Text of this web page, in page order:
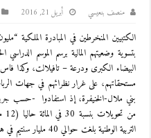
منصف بنعيسي أبريل 21, 2016
الكتبيين المنخرطين في المبادرة الملكية
البيضاء الكبرى ودرعة – تافيلالت، وكذا
مستحقاتهم، على غرار نظرائهم في جهات
بني ملال-الخنيفرة، إذ استفادوا -حسب
من
التربية الوطنية بلغت حوالي 40 مليار سنتيم في هذا الشأن.